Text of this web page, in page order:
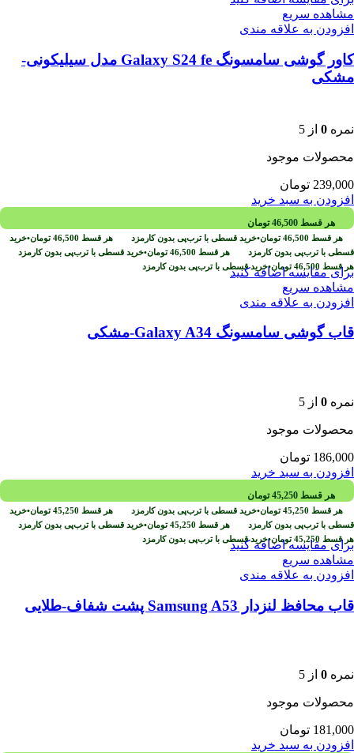
مشاهده سریع
افزودن به علاقه مندی
کاور گوشی سامسونگ Galaxy S24 fe مدل سیلیکونی-
مشکی
نمره 0 از 5
محصولات موجود
239,000 تومان
افزودن به سبد خرید
هر قسط 46,500 تومان
هر قسط 46,500 تومان•خرید قسطی با ترب‌پی بدون کارمزد هر قسط 46,500 تومان•خرید
قسطی با ترب‌پی بدون کارمزد
هر قسط 46,500 تومان•خرید قسطی با ترب‌پی بدون کارمزد
هر قسط 46,500 تومان•خرید قسطی با ترب‌پی بدون کارمزدبرای مقایسه اضافه کنید
مشاهده سریع
افزودن به علاقه مندی
قاب گوشی سامسونگ Galaxy A34-مشکی
نمره 0 از 5
محصولات موجود
186,000 تومان
افزودن به سبد خرید
هر قسط 45,250 تومان
هر قسط 45,250 تومان•خرید قسطی با ترب‌پی بدون کارمزد هر قسط 45,250 تومان•خرید
قسطی با ترب‌پی بدون کارمزد
هر قسط 45,250 تومان•خرید قسطی با ترب‌پی بدون کارمزد
هر قسط 45,250 تومان•خرید قسطی با ترب‌پی بدون کارمزدبرای مقایسه اضافه کنید
مشاهده سریع
افزودن به علاقه مندی
قاب محافظ لنزدار Samsung A53 پشت شفاف-طلایی
نمره 0 از 5
محصولات موجود
181,000 تومان
افزودن به سبد خرید